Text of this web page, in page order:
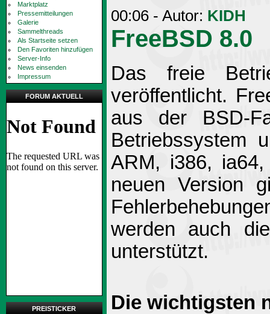
Marktplatz
Pressemitteilungen
Galerie
Sammelthreads
Als Startseite setzen
Den Favoriten hinzufügen
Server-Info
News einsenden
Impressum
FORUM AKTUELL
PREISTICKER
00:06 - Autor: KIDH
FreeBSD 8.0
Das freie
veröffentlicht.
aus der BSD-
Betriebssystem
ARM, i386,
neuen Version
werden auch
unterstützt.
Die wichtigsten